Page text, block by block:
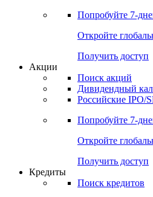
Попробуйте 7-
Откройте
Получить доступ
Акции
Поиск акций
Дивидендный
Российские IPO/
Попробуйте 7-
Откройте
Получить доступ
Кредиты
Поиск кредитов